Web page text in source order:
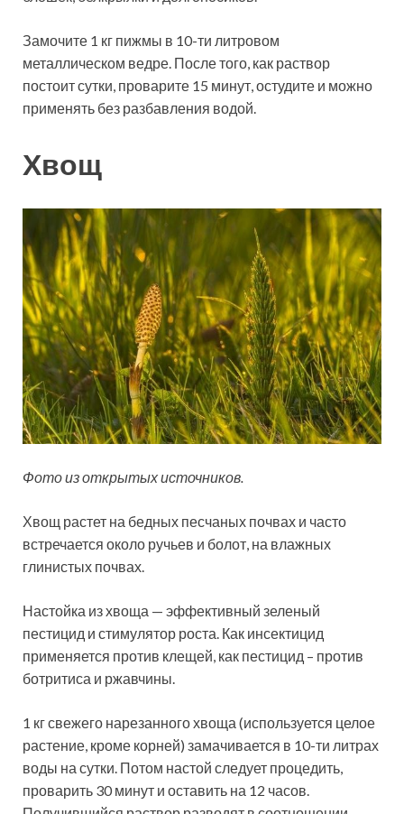
Замочите 1 кг пижмы в 10-ти литровом
металлическом ведре. После того, как раствор
постоит сутки, проварите 15 минут, остудите и можно
применять без разбавления водой.
Хвощ
Фото из открытых источников.
Хвощ растет на бедных песчаных почвах и часто
встречается около ручьев и болот, на влажных
глинистых почвах.
Настойка из хвоща — эффективный зеленый
пестицид и стимулятор роста. Как инсектицид
применяется против клещей, как пестицид – против
ботритиса и ржавчины.
1 кг свежего нарезанного хвоща (используется целое
растение, кроме корней) замачивается в 10-ти литрах
воды на сутки. Потом настой следует процедить,
проварить 30 минут и оставить на 12 часов.